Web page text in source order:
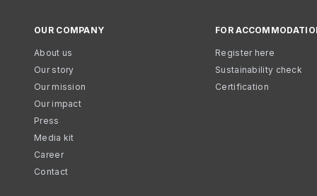
OUR COMPANY
About us
Our story
Our mission
Our impact
Press
Media kit
Career
Contact
FOR
Register here
Sustainability check
Certification